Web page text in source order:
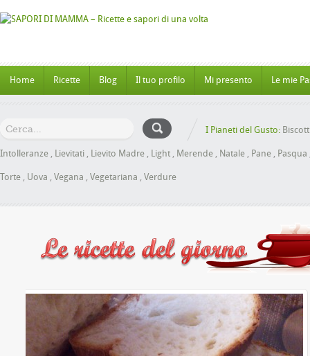
Home Ricette Blog Il tuo profilo Mi presento Le mie
I Pianeti del Gusto:
Intolleranze , Lievitati , Lievito Madre , Light , Merende , Natale , Pane , Pasqua
Torte , Uova , Vegana , Vegetariana , Verdure
al Miele senza